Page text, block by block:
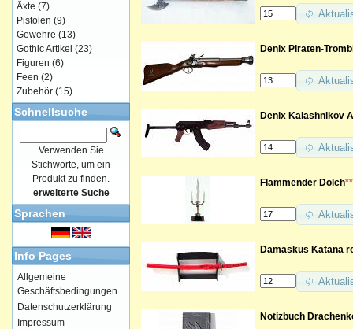
Denix Piraten-
Denix Kalashnikov
Flammender Dolch
Damaskus Katana
Notizbuch
Äxte (7)
Pistolen (9)
Gewehre (13)
Gothic Artikel (23)
Figuren (6)
Feen (2)
Zubehör (15)
Schnellsuche
Verwenden Sie
Stichworte, um ein
Produkt zu finden.
erweiterte Suche
Sprachen
Info Pages
Allgemeine
Geschäftsbedingungen
Datenschutzerklärung
Impressum